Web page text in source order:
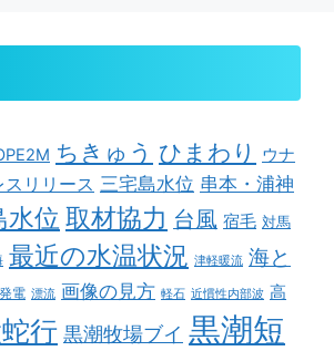
ちきゅう ひまわり
ウナ
スリリース 三宅島水位 串本・浦神
水位 取材協力 台風 宿毛 対馬
最近の水温状況 津軽暖流 海と
電 漂流 画像の見方 軽石 近慣性内部波 高
行 黒潮牧場ブイ 黒潮短